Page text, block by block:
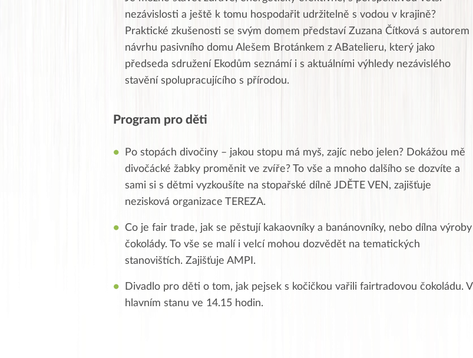
nezávislosti a ještě k tomu hospodařit udržitelně s vodou v krajině?
Praktické zkušenosti se svým domem představí Zuzana Čítková s autorem
návrhu pasivního domu Alešem Brotánkem z ABatelieru, který jako
předseda sdružení Ekodům seznámí i s aktuálními výhledy nezávislého
stavění spolupracujícího s přírodou.
Program pro děti
Po stopách divočiny – jakou stopu má myš, zajíc nebo jelen? Dokážou mě
divočácké žabky proměnit ve zvíře? To vše a mnoho dalšího se dozvíte a
sami si s dětmi vyzkoušíte na stopařské dílně JDĚTE VEN, zajišťuje
nezisková organizace TEREZA.
Co je fair trade, jak se pěstují kakaovníky a banánovníky, nebo dílna výroby
čokolády. To vše se malí i velcí mohou dozvědět na tematických
stanovištích. Zajišťuje AMPI.
Divadlo pro děti o tom, jak pejsek s kočičkou vařili fairtradovou čokoládu. V
hlavním stanu ve 14.15 hodin.